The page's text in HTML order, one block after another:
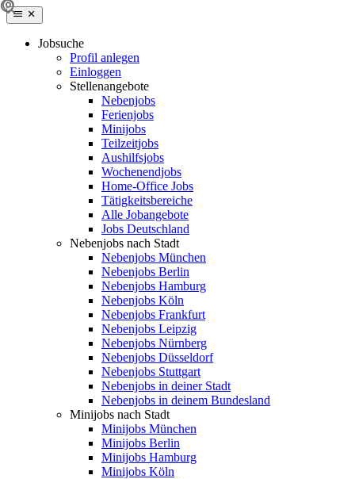
Jobsuche
Profil anlegen
Einloggen
Stellenangebote
Nebenjobs
Ferienjobs
Minijobs
Teilzeitjobs
Aushilfsjobs
Wochenendjobs
Home-Office Jobs
Tätigkeitsbereiche
Alle Jobangebote
Jobs Deutschland
Nebenjobs nach Stadt
Nebenjobs München
Nebenjobs Berlin
Nebenjobs Hamburg
Nebenjobs Köln
Nebenjobs Frankfurt
Nebenjobs Leipzig
Nebenjobs Nürnberg
Nebenjobs Düsseldorf
Nebenjobs Stuttgart
Nebenjobs in deiner Stadt
Nebenjobs in deinem Bundesland
Minijobs nach Stadt
Minijobs München
Minijobs Berlin
Minijobs Hamburg
Minijobs Köln